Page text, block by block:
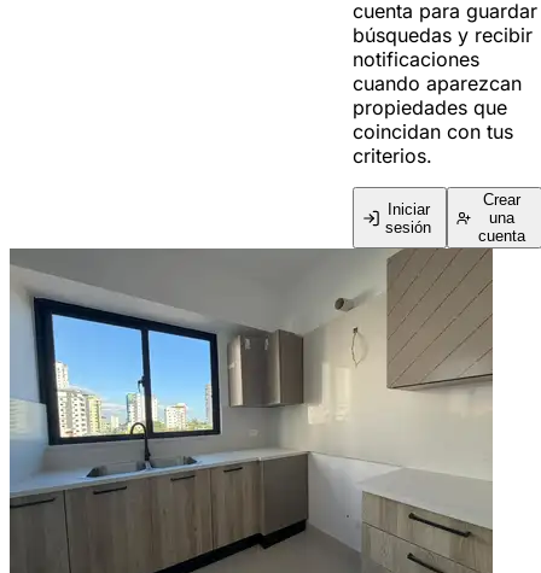
cuenta para guardar
búsquedas y recibir
notificaciones
cuando aparezcan
propiedades que
coincidan con tus
criterios.
Iniciar
sesión
Crear
una
cuenta